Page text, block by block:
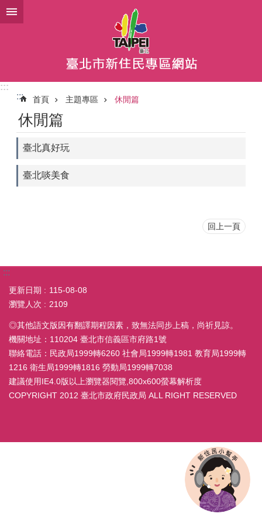
跳到主要內容區塊
:::
:::
首頁 主題專區 休閒篇
休閒篇
臺北真好玩
臺北啖美食
回上一頁
:::
更新日期
115-08-08
瀏覽人次
2109
◎其他語文版因有翻譯期程因素，致無法同步上稿，尚祈見諒。
機關地址：110204 臺北市信義區市府路1號
聯絡電話：民政局1999轉6260 社會局1999轉1981 教育局1999轉
1216 衛生局1999轉1816 勞動局1999轉7038
建議使用IE4.0版以上瀏覽器閱覽,800x600螢幕解析度
COPYRIGHT 2012 臺北市政府民政局 ALL RIGHT RESERVED